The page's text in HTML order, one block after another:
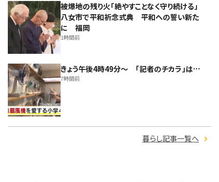
被爆地の残り火「絶やすことなく守り続ける」
八女市で平和祈念式典 平和への誓い新た
に 福岡
1時間前
きょう午後4時49分～ 「記者のチカラ」は…
7時間前
暮らし記事一覧へ